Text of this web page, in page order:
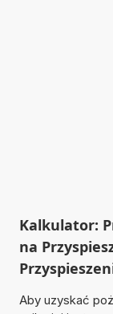
Kalkulator:
na
Aby uzyskać